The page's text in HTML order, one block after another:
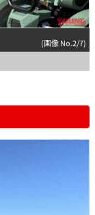
(画像 No.2/7)